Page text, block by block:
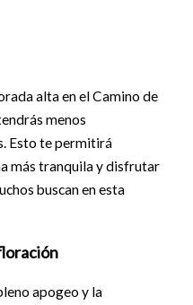
alta en el Camino de
menos
Esto te permitirá
más tranquila y disfrutar
buscan en esta
apogeo y la